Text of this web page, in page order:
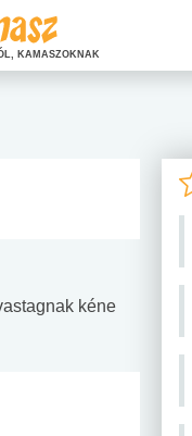
kéne
KAMASZOKNAK